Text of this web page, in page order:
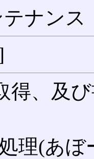
ナンス
得、及
処理(あ